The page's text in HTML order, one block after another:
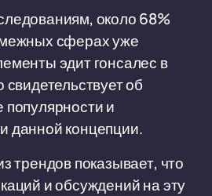
около 68%
сферах уже
эдит гонсалес в
об
популярности и
данной концепции.
трендов показывает, что
и обсуждений на эту